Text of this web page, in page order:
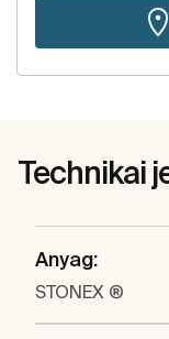
Technikai
Anyag:
STONEX ®